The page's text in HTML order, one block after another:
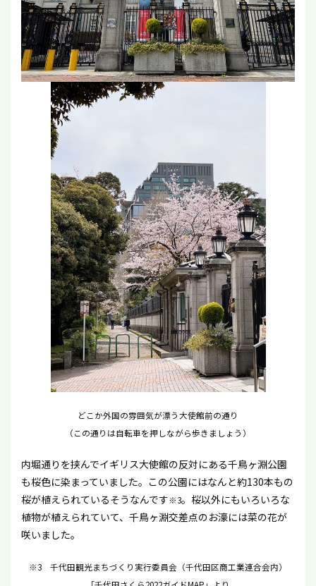
どこか外国の雰囲気が漂う大使館前の通り
（この通りは自転車を押しながら歩きましょう）
内堀通りを挟んでイギリス大使館の反対にある千鳥ヶ淵公園
も桜色に染まっていました。この公園にはなんと約130本もの
桜が植えられているそうなんです※3。桜以外にもいろいろな
植物が植えられていて、千鳥ヶ淵交差点のお濠には菜の花が
咲いました。
※3 千代田観光まちづくり実行委員会（千代田区商工業連合会内）